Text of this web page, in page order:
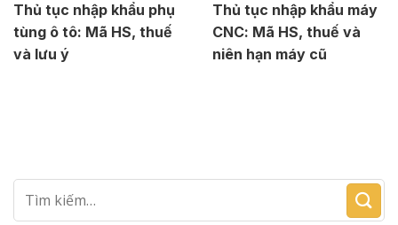
Thủ tục nhập khẩu phụ
tùng ô tô: Mã HS, thuế
và lưu ý
Thủ tục nhập khẩu máy
CNC: Mã HS, thuế và
niên hạn máy cũ